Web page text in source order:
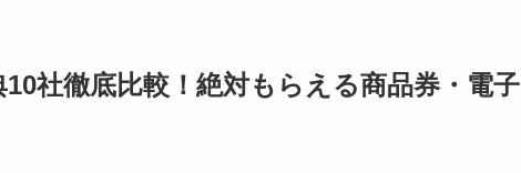
社徹底比較！絶対もらえる商品券・電子